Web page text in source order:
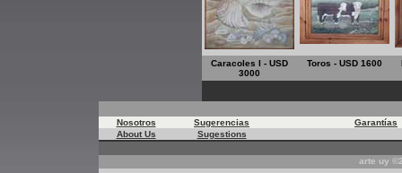
Caracoles I - USD
3000
Toros - USD 1600
Nosotros Sugerencias
Garantías
About Us
Sugestions
arte uy